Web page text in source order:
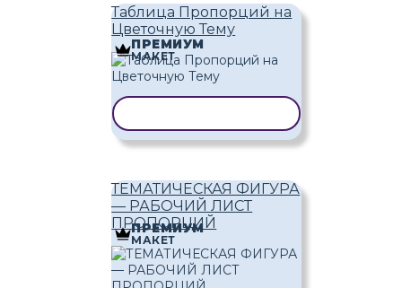
Таблица Пропорций на
Цветочную Тему
ПРЕМИУМ
МАКЕТ
ТЕМАТИЧЕСКАЯ ФИГУРА
— РАБОЧИЙ ЛИСТ
ПРОПОРЦИЙ
ПРЕМИУМ
МАКЕТ